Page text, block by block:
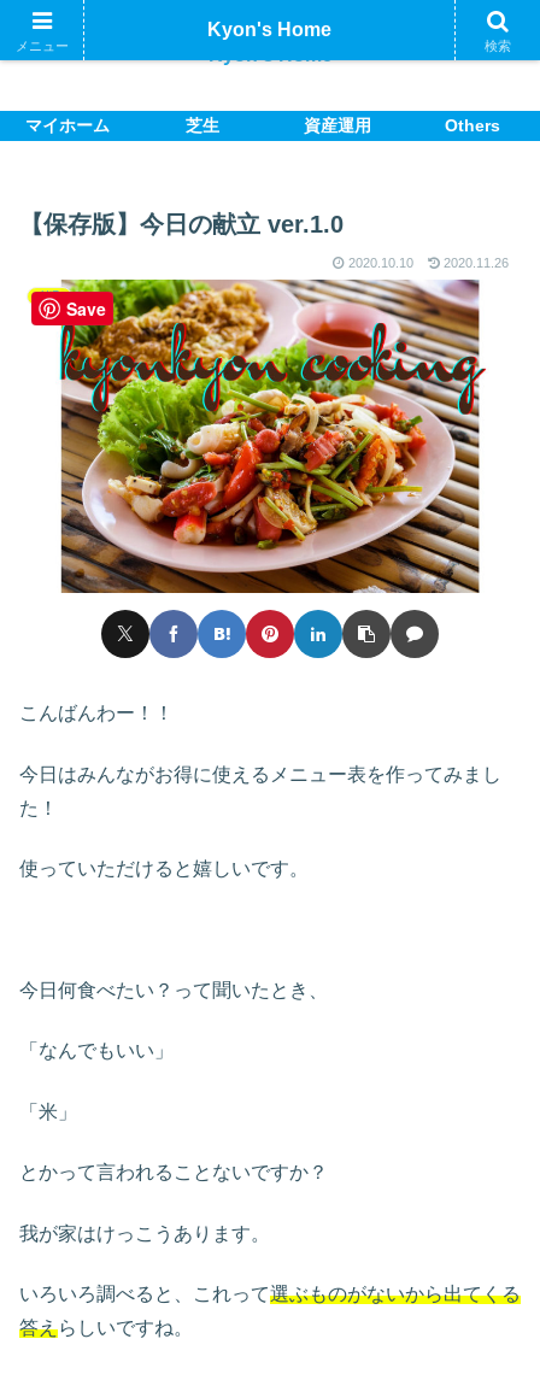
マイホーム 芝生 資産運用 Others
【保存版】今日の献立 ver.1.0
2020.10.10 2020.11.26
料理
こんばんわー！！
今日はみんながお得に使えるメニュー表を作ってみまし
た！
使っていただけると嬉しいです。
今日何食べたい？って聞いたとき、
「なんでもいい」
「米」
とかって言われることないですか？
我が家はけっこうあります。
いろいろ調べると、これって選ぶものがないから出てくる
答えらしいですね。
メニュー
Kyon's Home
検索
Save